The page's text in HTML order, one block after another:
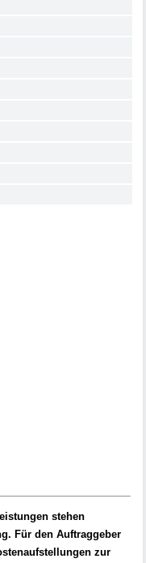
stehen
Für den Auftraggeber
zur